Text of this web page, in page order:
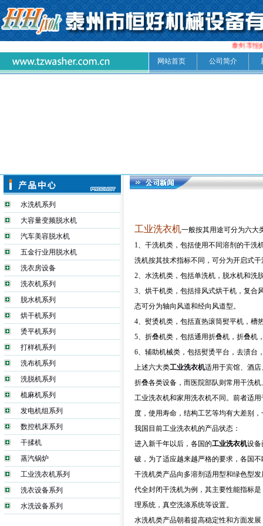
泰州市恒
网站首页
公司简介
水洗机系列
大容量变频脱水机
汽车美容脱水机
五金行业用脱水机
洗衣房设备
洗衣机系列
脱水机系列
烘干机系列
烫平机系列
打样机系列
洗布机系列
洗脱机系列
梳麻机系列
发电机组系列
数控机床系列
干揉机
蒸汽锅炉
工业洗衣机系列
洗衣设备系列
水洗设备系列
工业洗衣机一般按其用途可分为六大
1、干洗机类，包括使用不同溶剂的干洗
洗机按其技术指标不同，可分为开启式
2、水洗机类，包括单洗机，脱水机和洗
3、烘干机类，包括排风式烘干机，复合
态可分为轴向风道和经向风道型。
4、熨烫机类，包括直热滚筒熨平机，槽
5、折叠机类，包括通用折叠机，折叠机
6、辅助机械类，包括熨烫平台，去渍台
上述六大类工业洗衣机适用于宾馆、酒
折叠各类设备，而医院部队则常用干洗
工业洗衣机和家用洗衣机不同。前者适
度，使用寿命，结构工艺等均有大差别
我国目前工业洗衣机的产品状态：
进入新千年以后，各国的工业洗衣机设备
破，为了适应越来越严格的要求，各国
干洗机类产品向多溶剂适用型和绿色型
代全封闭干洗机为例，其主要性能指标
理系统，真空洗涤系统等设置。
水洗机类产品朝着提高稳定性和方面发